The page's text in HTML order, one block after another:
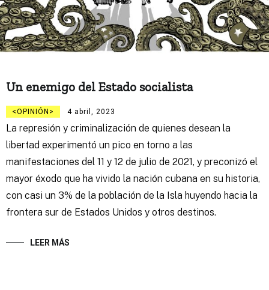
Un enemigo del Estado socialista
OPINIÓN 4 abril, 2023
La represión y criminalización de quienes desean la
libertad experimentó un pico en torno a las
manifestaciones del 11 y 12 de julio de 2021, y preconizó el
mayor éxodo que ha vivido la nación cubana en su historia,
con casi un 3% de la población de la Isla huyendo hacia la
frontera sur de Estados Unidos y otros destinos.
LEER MÁS